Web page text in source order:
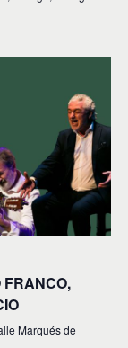
Marqués de